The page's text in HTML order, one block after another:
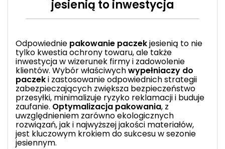
jesienią to inwestycja
Odpowiednie pakowanie paczekjesienią to nie
tylko kwestia ochrony towaru, ale także
inwestycja w wizerunek firmy i zadowolenie
klientów. Wybór właściwychwypełniaczy do
paczeki zastosowanie odpowiednich strategii
zabezpieczających zwiększa bezpieczeństwo
przesyłki, minimalizuje ryzyko reklamacji i buduje
zaufanie. Optymalizacja pakowania, z
uwzględnieniem zarówno ekologicznych
rozwiązań, jak i najwyższej jakości materiałów,
jest kluczowym krokiem do sukcesu w sezonie
jesiennym.